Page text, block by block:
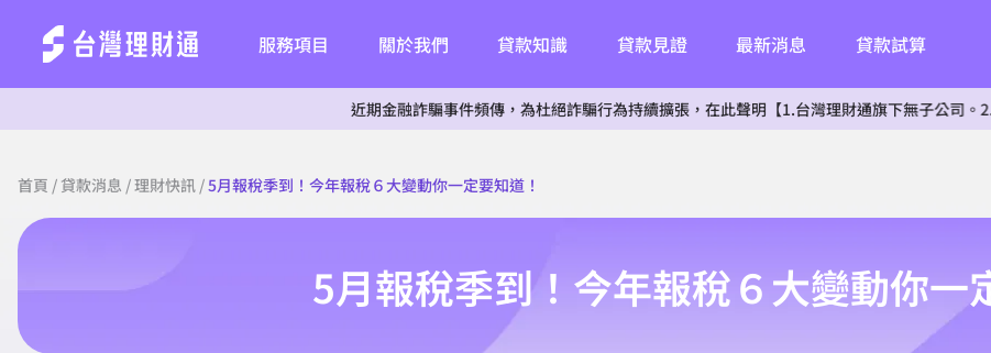
服務項目 關於我們 貸款知識 貸款見證 最新消息 貸款試算
近期金融詐騙事件頻傳，為杜絕詐騙行為持續擴張，在此聲明【1.台灣理財通旗下無子公司。2.無投資
首頁 / 貸款消息 /理財快訊 /5月報稅季到！今年報稅６大變動你一定要知道！
5月報稅季到！今年報稅６大變動你一